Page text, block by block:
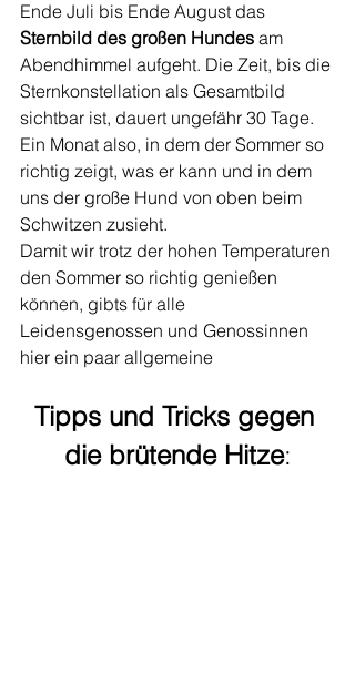
Ende Juli bis Ende August das
Sternbild des großen Hundes am
Abendhimmel aufgeht. Die Zeit, bis die
Sternkonstellation als Gesamtbild
sichtbar ist, dauert ungefähr 30 Tage.
Ein Monat also, in dem der Sommer so
richtig zeigt, was er kann und in dem
uns der große Hund von oben beim
Schwitzen zusieht.
Damit wir trotz der hohen Temperaturen
den Sommer so richtig genießen
können, gibts für alle
Leidensgenossen und Genossinnen
hier ein paar allgemeine
Tipps und Tricks gegen
die brütende Hitze: